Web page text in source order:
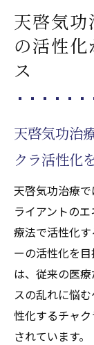
天啓気功
の活性
ス
天啓気功治
クラ活性化
天啓気功治療
ライアントの
療法で活性化
ーの活性化を
は、従来の医
スの乱れに悩
性化するチャ
されています。